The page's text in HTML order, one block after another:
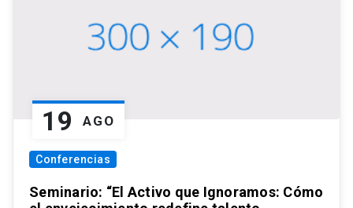
19 AGO
Conferencias
Seminario: “El Activo que Ignoramos: Cómo